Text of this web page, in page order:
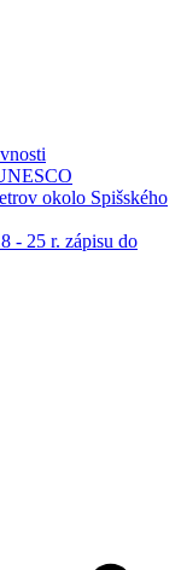
okolo Spišského
- 25 r. zápisu do